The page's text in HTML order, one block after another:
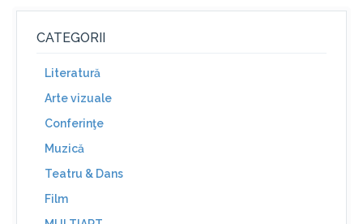
CATEGORII
Literatură
Arte vizuale
Conferinţe
Muzică
Teatru & Dans
Film